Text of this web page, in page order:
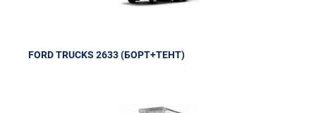
FORD TRUCKS 2633 (БОРТ+ТЕНТ)